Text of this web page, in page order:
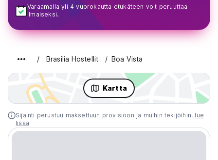
Varaamalla yli 4 vuorokautta etukäteen voit peruuttaa
ilmaiseksi.
Brasilia Hostellit Boa Vista
Kartta
Sijainti perustuu maksettuun provisioon ja muihin tekijöihin. lue
lisää